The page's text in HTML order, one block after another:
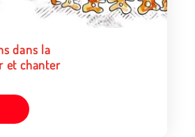
dans la
et chanter